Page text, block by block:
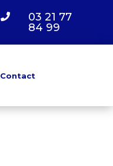

03 21 77
84 99
Contact